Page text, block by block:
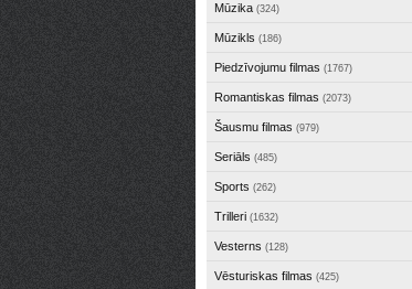
Mūzika (324)
Mūzikls (186)
Piedzīvojumu filmas (1767)
Romantiskas filmas (2073)
Šausmu filmas (979)
Seriāls (485)
Sports (262)
Trilleri (1632)
Vesterns (128)
Vēsturiskas filmas (425)